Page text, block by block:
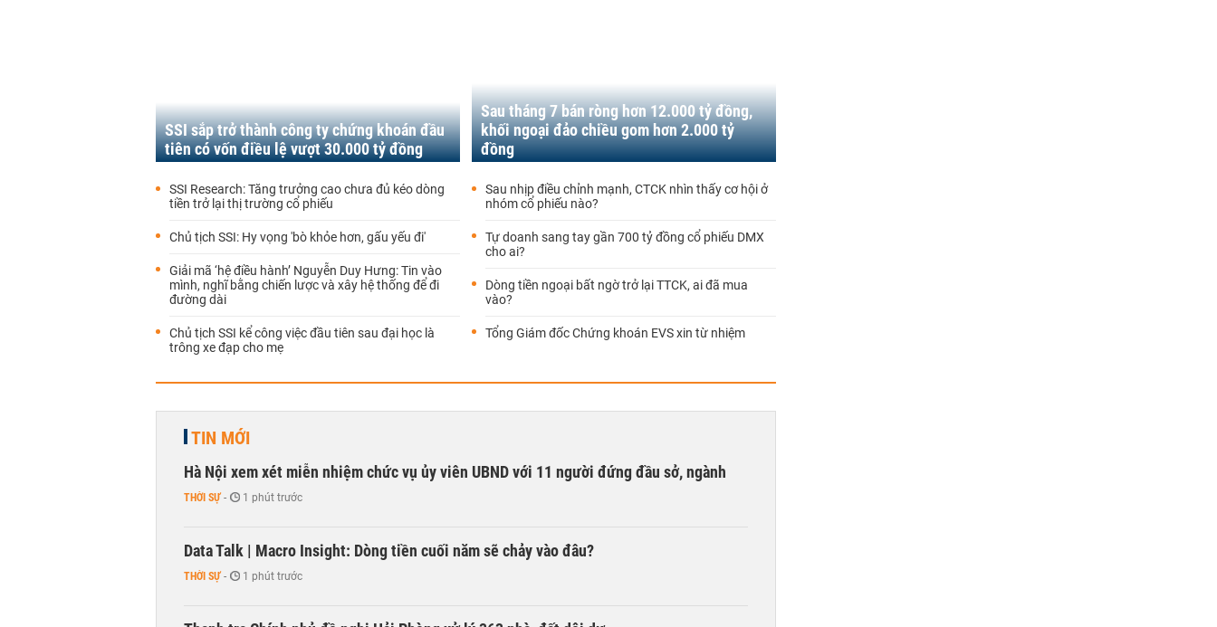
SSI sắp trở thành công ty chứng khoán đầu
tiên có vốn điều lệ vượt 30.000 tỷ đồng
SSI Research: Tăng trưởng cao chưa đủ kéo dòng
tiền trở lại thị trường cổ phiếu
Chủ tịch SSI: Hy vọng 'bò khỏe hơn, gấu yếu đi'
Giải mã ‘hệ điều hành’ Nguyễn Duy Hưng: Tin vào
mình, nghĩ bằng chiến lược và xây hệ thống để đi
đường dài
Chủ tịch SSI kể công việc đầu tiên sau đại học là
trông xe đạp cho mẹ
Sau tháng 7 bán ròng hơn 12.000 tỷ đồng,
khối ngoại đảo chiều gom hơn 2.000 tỷ
đồng
Sau nhịp điều chỉnh mạnh, CTCK nhìn thấy cơ hội ở
nhóm cổ phiếu nào?
Tự doanh sang tay gần 700 tỷ đồng cổ phiếu DMX
cho ai?
Dòng tiền ngoại bất ngờ trở lại TTCK, ai đã mua
vào?
Tổng Giám đốc Chứng khoán EVS xin từ nhiệm
TIN MỚI
Hà Nội xem xét miễn nhiệm chức vụ ủy viên UBND với 11 người đứng đầu sở, ngành
THỜI SỰ - 1 phút trước
Data Talk | Macro Insight: Dòng tiền cuối năm sẽ chảy vào đâu?
THỜI SỰ - 1 phút trước